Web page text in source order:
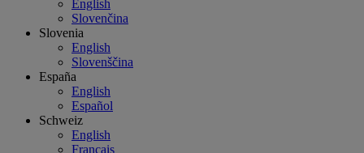
English
Slovenčina
Slovenia
English
Slovenščina
España
English
Español
Schweiz
English
Français